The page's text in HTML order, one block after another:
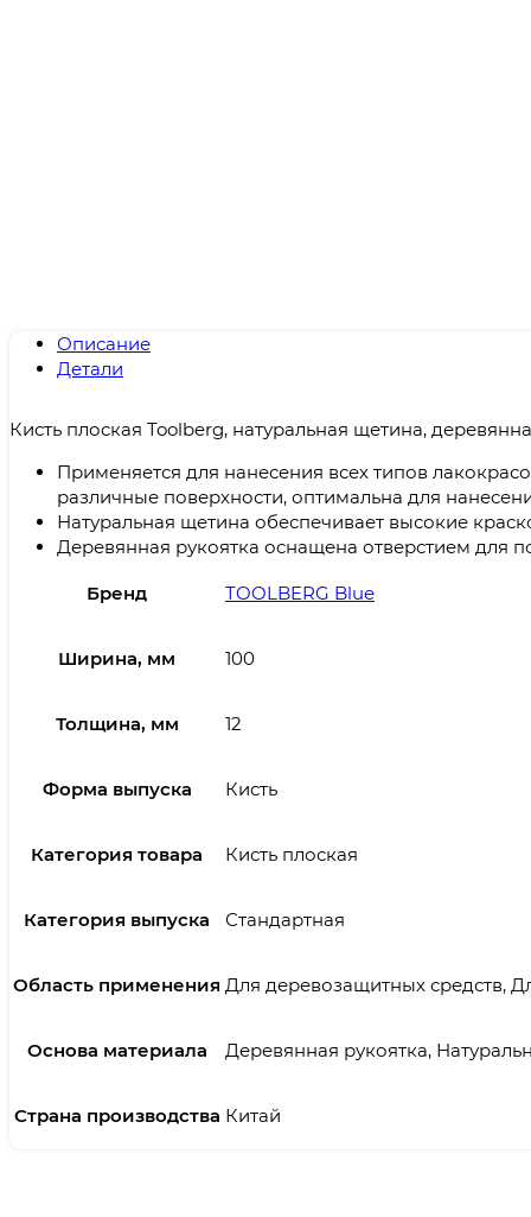
Описание
Детали
Кисть плоская Toolberg, натуральная щетина,
Применяется для нанесения всех типов
различные поверхности, оптимальна для
Натуральная щетина обеспечивает высокие
Деревянная рукоятка оснащена отверстием для
Бренд TOOLBERG Blue
Ширина, мм 100
Толщина, мм 12
Форма выпуска Кисть
Категория товара Кисть плоская
Категория выпуска Стандартная
Область применения Для деревозащитных средств,
Основа материала Деревянная рукоятка,
Страна производства Китай